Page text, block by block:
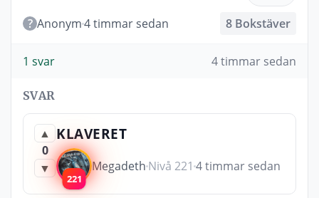
? Anonym4 timmar sedan 8 Bokstäver
1 svar 4 timmar sedan
SVAR
▲
0
▼
KLAVERET
221
Megadeth Nivå 221 4 timmar sedan